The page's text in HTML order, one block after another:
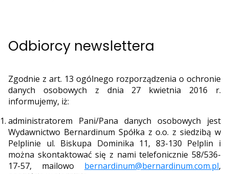
Odbiorcy newslettera
Zgodnie z art. 13 ogólnego rozporządzenia o ochronie
danych osobowych z dnia 27 kwietnia 2016 r.
informujemy, iż:
administratorem Pani/Pana danych osobowych jest
Wydawnictwo Bernardinum Spółka z o.o. z siedzibą w
Pelplinie ul. Biskupa Dominika 11, 83-130 Pelplin i
można skontaktować się z nami telefonicznie 58/536-
17-57, mailowo bernardinum@bernardinum.com.pl,